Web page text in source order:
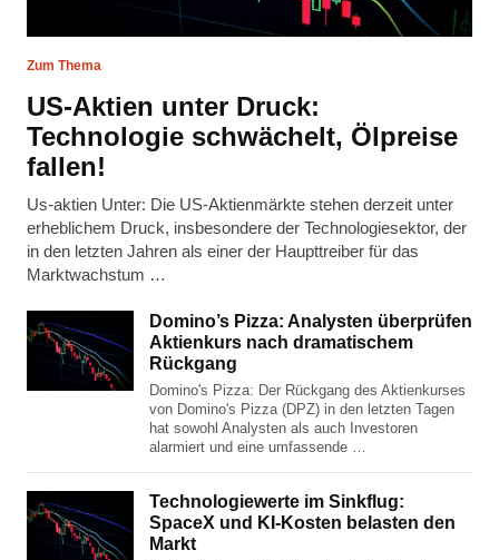
Zum Thema
US-Aktien unter Druck:
Technologie schwächelt, Ölpreise
fallen!
Us-aktien Unter: Die US-Aktienmärkte stehen derzeit unter
erheblichem Druck, insbesondere der Technologiesektor, der
in den letzten Jahren als einer der Haupttreiber für das
Marktwachstum …
Domino’s Pizza: Analysten überprüfen
Aktienkurs nach dramatischem
Rückgang
Domino's Pizza: Der Rückgang des Aktienkurses
von Domino's Pizza (DPZ) in den letzten Tagen
hat sowohl Analysten als auch Investoren
alarmiert und eine umfassende …
Technologiewerte im Sinkflug:
SpaceX und KI-Kosten belasten den
Markt